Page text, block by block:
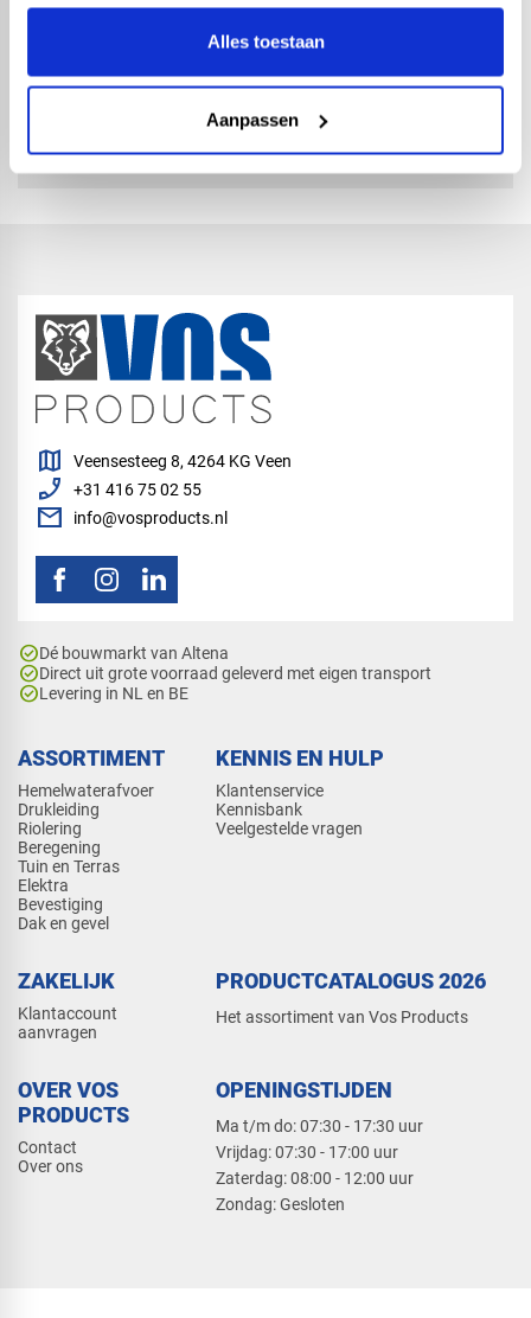
Alles toestaan
Aanpassen
Klanten geven Vos Products een9,0/10
check_circle2-5dagen levertijd
ASSORTIMENT
Hemelwaterafvoer
Drukleiding
Riolering
Beregening
Tuin en Terras
Elektra
Bevestiging
Dak en gevel
KENNIS EN HULP
Klantenservice
Kennisbank
Veelgestelde vragen
ZAKELIJK
Klantaccount
aanvragen
PRODUCTCATALOGUS 2026
Het assortiment van Vos Products
OVER VOS
PRODUCTS
Contact
Over ons
OPENINGSTIJDEN
Ma t/m do: 07:30 - 17:30 uur
​Vrijdag: 07:30 - 17:00 uur
​Zaterdag: 08:00 - 12:00 uur
​Zondag: Gesloten
map Veensesteeg 8, 4264 KG Veen
phone_enabled +31 416 75 02 55
mail info@vosproducts.nl
check_circleDé bouwmarkt van Altena
check_circleDirect uit grote voorraad geleverd met eigen transport
check_circleLevering in NL en BE